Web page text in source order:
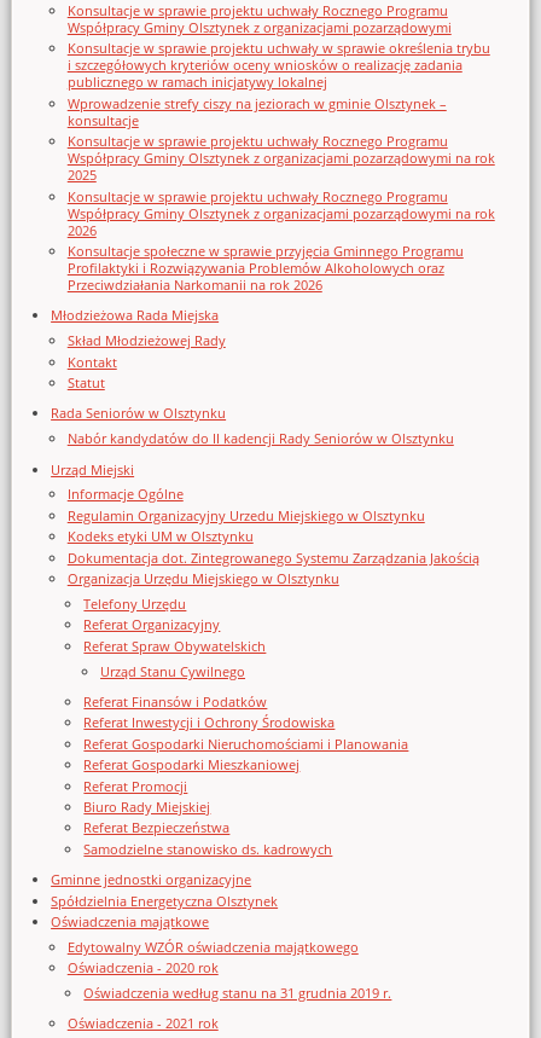
Konsultacje w sprawie projektu uchwały Rocznego Programu
Współpracy Gminy Olsztynek z organizacjami pozarządowymi
Konsultacje w sprawie projektu uchwały w sprawie określenia trybu
i szczegółowych kryteriów oceny wniosków o realizację zadania
publicznego w ramach inicjatywy lokalnej
Wprowadzenie strefy ciszy na jeziorach w gminie Olsztynek –
konsultacje
Konsultacje w sprawie projektu uchwały Rocznego Programu
Współpracy Gminy Olsztynek z organizacjami pozarządowymi na rok
2025
Konsultacje w sprawie projektu uchwały Rocznego Programu
Współpracy Gminy Olsztynek z organizacjami pozarządowymi na rok
2026
Konsultacje społeczne w sprawie przyjęcia Gminnego Programu
Profilaktyki i Rozwiązywania Problemów Alkoholowych oraz
Przeciwdziałania Narkomanii na rok 2026
Młodzieżowa Rada Miejska
Skład Młodzieżowej Rady
Kontakt
Statut
Rada Seniorów w Olsztynku
Nabór kandydatów do II kadencji Rady Seniorów w Olsztynku
Urząd Miejski
Informacje Ogólne
Regulamin Organizacyjny Urzedu Miejskiego w Olsztynku
Kodeks etyki UM w Olsztynku
Dokumentacja dot. Zintegrowanego Systemu Zarządzania Jakością
Organizacja Urzędu Miejskiego w Olsztynku
Telefony Urzędu
Referat Organizacyjny
Referat Spraw Obywatelskich
Urząd Stanu Cywilnego
Referat Finansów i Podatków
Referat Inwestycji i Ochrony Środowiska
Referat Gospodarki Nieruchomościami i Planowania
Referat Gospodarki Mieszkaniowej
Referat Promocji
Biuro Rady Miejskiej
Referat Bezpieczeństwa
Samodzielne stanowisko ds. kadrowych
Gminne jednostki organizacyjne
Spółdzielnia Energetyczna Olsztynek
Oświadczenia majątkowe
Edytowalny WZÓR oświadczenia majątkowego
Oświadczenia - 2020 rok
Oświadczenia według stanu na 31 grudnia 2019 r.
Oświadczenia - 2021 rok